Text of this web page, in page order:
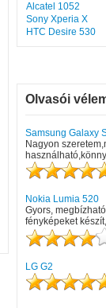
Alcatel 1052
Sony Xperia X
HTC Desire 530
Olvasói
Samsung Galaxy
Nagyon
Nokia Lumia 520
Gyors,
fényképeket
LG G2